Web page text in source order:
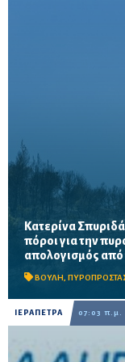
Κατερίνα
πόροι για την
απολογισμός
ΒΟΥΛΗ,
Το ΠΑΣΟΚ ζητά
το 2019, στοιχεία
καθώς και
ΙΕΡΑΠΕΤΡΑ 07:03 π.μ.